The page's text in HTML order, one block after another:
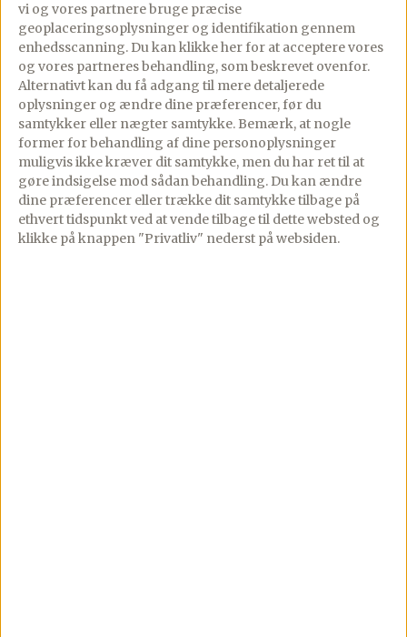
vi og vores partnere bruge præcise
geoplaceringsoplysninger og identifikation gennem
enhedsscanning. Du kan klikke her for at acceptere vores
og vores partneres behandling, som beskrevet ovenfor.
Alternativt kan du få adgang til mere detaljerede
oplysninger og ændre dine præferencer, før du
samtykker eller nægter samtykke. Bemærk, at nogle
former for behandling af dine personoplysninger
muligvis ikke kræver dit samtykke, men du har ret til at
gøre indsigelse mod sådan behandling. Du kan ændre
dine præferencer eller trække dit samtykke tilbage på
ethvert tidspunkt ved at vende tilbage til dette websted og
klikke på knappen "Privatliv" nederst på websiden.
*Er tiden til det kan du med fordel lade det
marinere en times tid på køl.
Fordel kylling, løg og peberfrugt på 4
grillspyd. Sæt det tæt, men uden at mase
det for meget sammen.
Steg dine kyllingespyd på grillen til de er